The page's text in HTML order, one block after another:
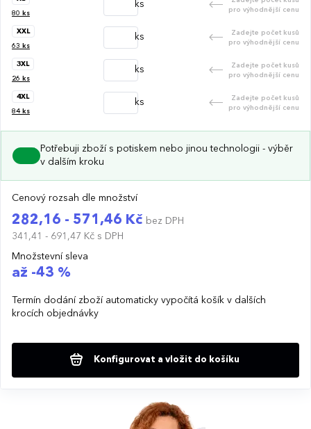
80 ks
ks
pro výhodnější cenu
XXL
63 ks
ks
Zadejte počet kusů
pro výhodnější cenu
3XL
26 ks
ks
Zadejte počet kusů
pro výhodnější cenu
4XL
84ks
ks
Zadejte počet kusů
pro výhodnější cenu
Potřebuji zboží s potiskem nebo jinou technologii - výběr
v dalším kroku
Cenový rozsah dle množství
282,16 - 571,46 Kč bez DPH
341,41 - 691,47 Kč s DPH
Množstevní sleva
až -43 %
Termín dodání zboží automaticky vypočítá košík v dalších
krocích objednávky
Konfigurovat a vložit do košíku